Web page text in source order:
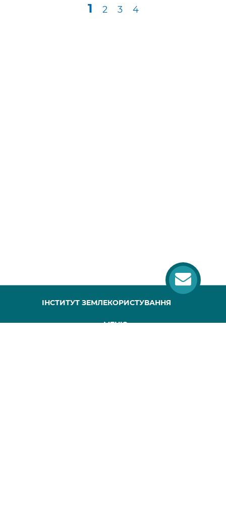
1 2 3 4
ІНСТИТУТ ЗЕМЛЕКОРИСТУВАННЯ
МЕНЮ